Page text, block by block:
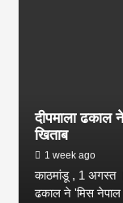
दीपमाला ढकाल
खिताब
1 week ago
काठमांडू , 1 अगस्त
ढकाल ने 'मिस